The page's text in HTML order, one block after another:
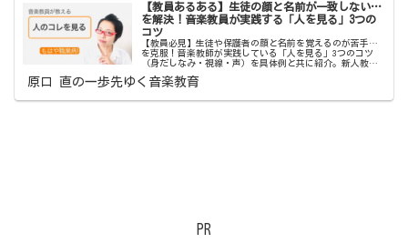
【教員あるある】生徒の顔と名前が一致しない…
を解決！音楽教員が実践する「人を見る」3つの
コツ
【教員必見】生徒や保護者の顔と名前を覚えるのが苦手…
を克服！音楽教師が実践している「人を見る」3つのコツ
（身だしなみ・視線・声）を具体例と共に紹介。新人教員
察術です。
原口 直の一歩先ゆく音楽教育
PR